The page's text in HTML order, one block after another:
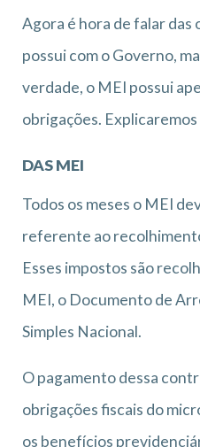
Agora é hora de falar das
possui com o Governo,
verdade, o MEI possui
obrigações. Explicaremos
DAS MEI
Todos os meses o MEI
referente ao
Esses impostos são
MEI, o Documento de
Simples Nacional.
O pagamento dessa
obrigações fiscais do
os benefícios